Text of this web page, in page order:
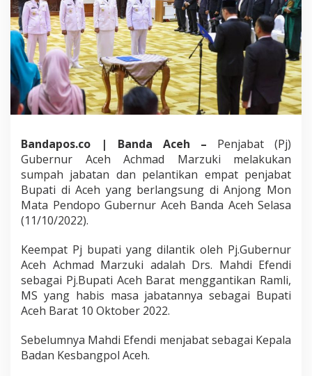
Bandapos.co | Banda Aceh – Penjabat (Pj)
Gubernur Aceh Achmad Marzuki melakukan
sumpah jabatan dan pelantikan empat penjabat
Bupati di Aceh yang berlangsung di Anjong Mon
Mata Pendopo Gubernur Aceh Banda Aceh Selasa
(11/10/2022).
Keempat Pj bupati yang dilantik oleh Pj.Gubernur
Aceh Achmad Marzuki adalah Drs. Mahdi Efendi
sebagai Pj.Bupati Aceh Barat menggantikan Ramli,
MS yang habis masa jabatannya sebagai Bupati
Aceh Barat 10 Oktober 2022.
Sebelumnya Mahdi Efendi menjabat sebagai Kepala
Badan Kesbangpol Aceh.